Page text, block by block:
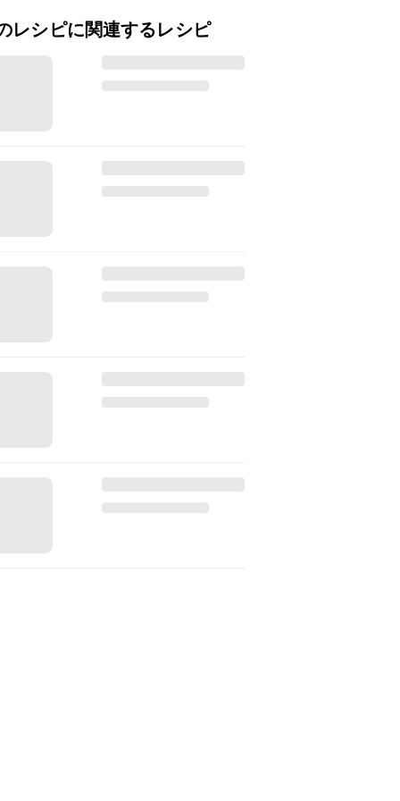
レシピに関連するレシピ